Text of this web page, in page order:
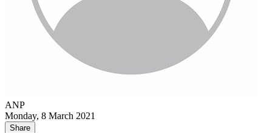
ANP
Monday, 8 March 2021
Share